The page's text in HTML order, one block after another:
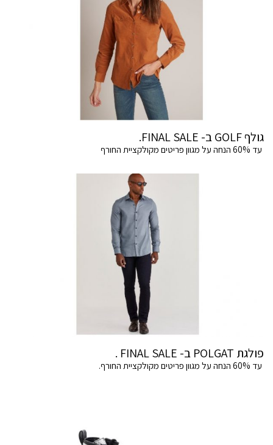
גולף GOLF ב- FINAL SALE.
עד 60% הנחה על מגוון פריטים מקולקציית החורף
פולגת POLGAT ב- FINAL SALE .
עד 60% הנחה על מגוון פריטים מקולקציית החורף.